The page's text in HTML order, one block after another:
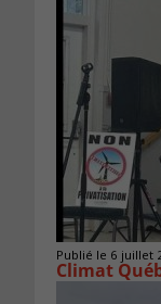
Publié le 6 juillet
Climat